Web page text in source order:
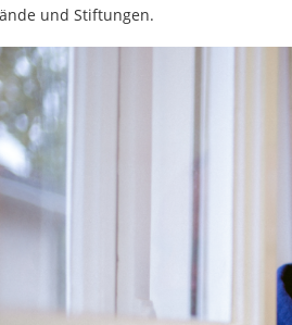
und Stiftungen.